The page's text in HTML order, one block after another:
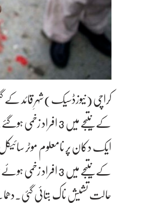
کراچی (نیوزڈسیک)شہرِ قائد کے
کے نتیجے میں 3
ایک دکان پر نامعلوم موٹر
کے نتیجے میں 3
حالت تشیش ناک بتائی